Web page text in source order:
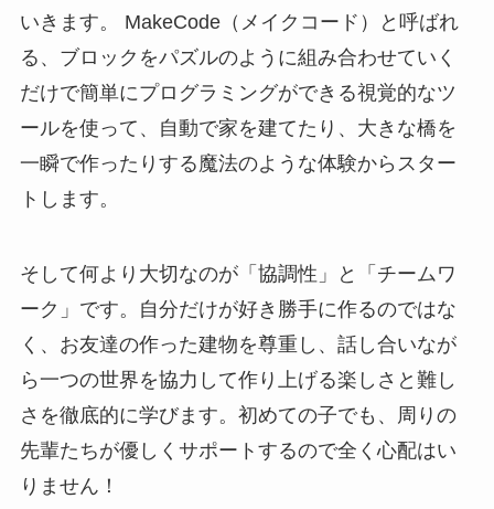
いきます。 MakeCode（メイクコード）と呼ばれ
る、ブロックをパズルのように組み合わせていく
だけで簡単にプログラミングができる視覚的なツ
ールを使って、自動で家を建てたり、大きな橋を
一瞬で作ったりする魔法のような体験からスター
トします。
そして何より大切なのが「協調性」と「チームワ
ーク」です。自分だけが好き勝手に作るのではな
く、お友達の作った建物を尊重し、話し合いなが
ら一つの世界を協力して作り上げる楽しさと難し
さを徹底的に学びます。初めての子でも、周りの
先輩たちが優しくサポートするので全く心配はい
りません！